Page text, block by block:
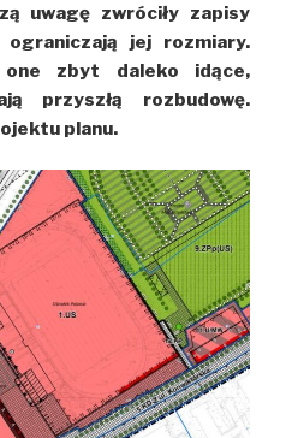
uwagę zwróciły zapisy
jej rozmiary.
one zbyt daleko idące,
przyszłą rozbudowę.
planu.